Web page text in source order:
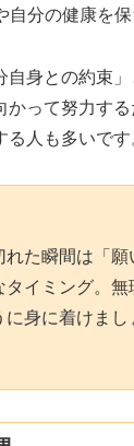
自分の健康を
自身との約束
かって努力す
人も多いです
れた瞬間は「
イミング。無
身に着けまし